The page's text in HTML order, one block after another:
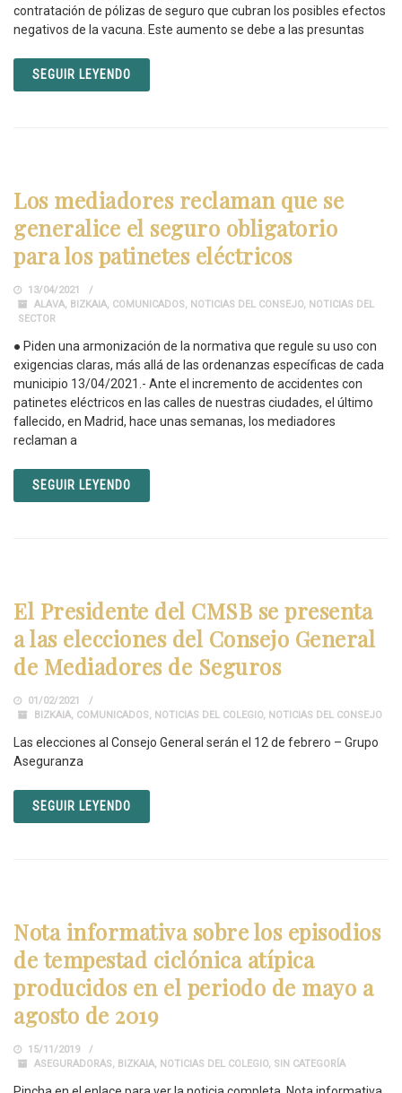
contratación de pólizas de seguro que cubran los posibles efectos
negativos de la vacuna. Este aumento se debe a las presuntas
SEGUIR LEYENDO
Los mediadores reclaman que se
generalice el seguro obligatorio
para los patinetes eléctricos
13/04/2021
ALAVA, BIZKAIA, COMUNICADOS, NOTICIAS DEL CONSEJO, NOTICIAS DEL
SECTOR
● Piden una armonización de la normativa que regule su uso con
exigencias claras, más allá de las ordenanzas específicas de cada
municipio 13/04/2021.- Ante el incremento de accidentes con
patinetes eléctricos en las calles de nuestras ciudades, el último
fallecido, en Madrid, hace unas semanas, los mediadores
reclaman a
SEGUIR LEYENDO
El Presidente del CMSB se presenta
a las elecciones del Consejo General
de Mediadores de Seguros
01/02/2021
BIZKAIA, COMUNICADOS, NOTICIAS DEL COLEGIO, NOTICIAS DEL CONSEJO
Las elecciones al Consejo General serán el 12 de febrero – Grupo
Aseguranza
SEGUIR LEYENDO
Nota informativa sobre los episodios
de tempestad ciclónica atípica
producidos en el periodo de mayo a
agosto de 2019
15/11/2019
ASEGURADORAS, BIZKAIA, NOTICIAS DEL COLEGIO, SIN CATEGORÍA